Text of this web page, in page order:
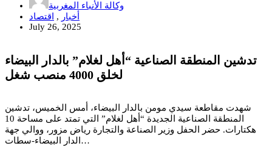
وكالة الأنباء المغربية
أخبار ,
اقتصاد
July 26, 2025
تدشين المنطقة الصناعية “أهل لغلام” بالدار البيضاء
لخلق 4000 منصب شغل
شهدت مقاطعة سيدي مومن بالدار البيضاء، أمس الخميس، تدشين
المنطقة الصناعية الجديدة “أهل لغلام” التي تمتد على مساحة 10
هكتارات. حضر الحفل وزير الصناعة والتجارة رياض مزور، ووالي جهة
الدار البيضاء-سطات…